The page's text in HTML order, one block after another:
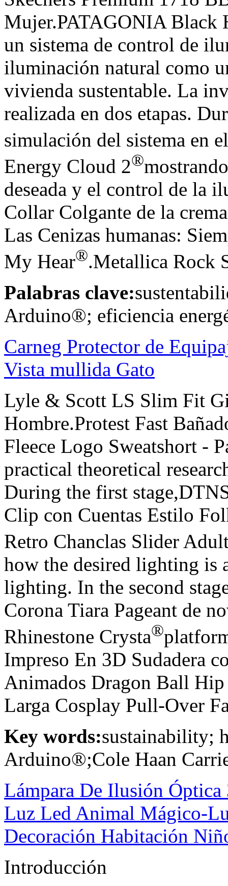
Mujer.PATAGONIA Black
un sistema de control de
iluminación natural como
vivienda sustentable. La
realizada en dos etapas.
simulación del sistema en
Energy Cloud 2®
deseada y el control de la
Collar Colgante de la
Las Cenizas humanas:
My Hear®.Metallica Rock
Palabras clave:
Arduino®; eficiencia
Carneg Protector de
Vista mullida Gato
Lyle & Scott LS Slim Fit
Hombre.Protest Fast
Fleece Logo Sweatshort -
practical theoretical
During the first
Clip con Cuentas Estilo
Retro Chanclas Slider
how the desired lighting is
lighting. In the second
Corona Tiara Pageant de
Rhinestone Crysta®
Impreso En 3D Sudadera
Animados Dragon Ball
Larga Cosplay Pull-Over
Key words:sustainability;
Arduino®;Cole Haan
Lámpara De Ilusión
Luz Led Animal Mágico-
Decoración Habitación
Introducción